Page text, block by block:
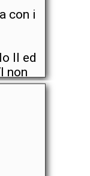
con i
II ed
non